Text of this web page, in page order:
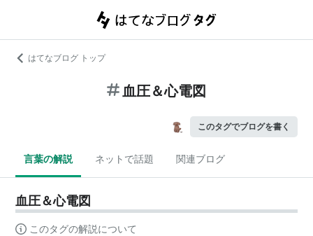
はてなブログ トップ
血圧＆心電図
このタグでブログを書く
言葉の解説 ネットで話題 関連ブログ
血圧＆心電図
このタグの解説について